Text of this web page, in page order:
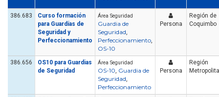
386.683
Curso formación
para Guardías de
Seguridad y
Perfeccionamiento
Área Seguridad
Guardia de
Seguridad,
Perfeccionamiento,
OS-10
Persona
Región de
Coquimbo
386.656
OS10 para Guardias
de Seguridad
Área Seguridad
OS-10, Guardia de
Seguridad,
Perfeccionamiento
Persona
Región